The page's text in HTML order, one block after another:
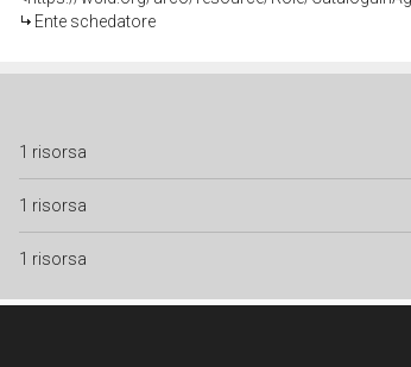
Ente schedatore
1 risorsa
1 risorsa
1 risorsa